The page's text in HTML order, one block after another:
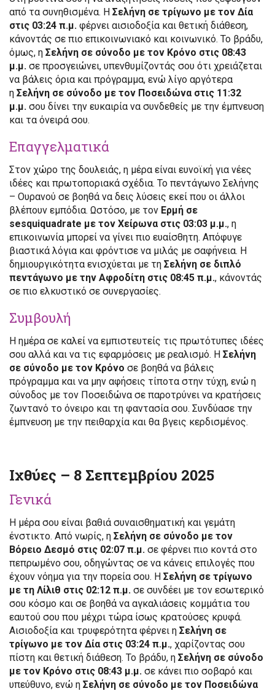
από τα συνηθισμένα. Η Σελήνη σε τρίγωνο με τον Δία
στις 03:24 π.μ. φέρνει αισιοδοξία και θετική διάθεση,
κάνοντάς σε πιο επικοινωνιακό και κοινωνικό. Το βράδυ,
όμως, η Σελήνη σε σύνοδο με τον Κρόνο στις 08:43
μ.μ. σε προσγειώνει, υπενθυμίζοντάς σου ότι χρειάζεται
να βάλεις όρια και πρόγραμμα, ενώ λίγο αργότερα
η Σελήνη σε σύνοδο με τον Ποσειδώνα στις 11:32
μ.μ. σου δίνει την ευκαιρία να συνδεθείς με την έμπνευση
και τα όνειρά σου.
Επαγγελματικά
Στον χώρο της δουλειάς, η μέρα είναι ευνοϊκή για νέες
ιδέες και πρωτοποριακά σχέδια. Το πεντάγωνο Σελήνης
– Ουρανού σε βοηθά να δεις λύσεις εκεί που οι άλλοι
βλέπουν εμπόδια. Ωστόσο, με τον Ερμή σε
sesquiquadrate με τον Χείρωνα στις 03:03 μ.μ., η
επικοινωνία μπορεί να γίνει πιο ευαίσθητη. Απόφυγε
βιαστικά λόγια και φρόντισε να μιλάς με σαφήνεια. Η
δημιουργικότητα ενισχύεται με τη Σελήνη σε διπλό
πεντάγωνο με την Αφροδίτη στις 08:45 π.μ., κάνοντάς
σε πιο ελκυστικό σε συνεργασίες.
Συμβουλή
Η ημέρα σε καλεί να εμπιστευτείς τις πρωτότυπες ιδέες
σου αλλά και να τις εφαρμόσεις με ρεαλισμό. Η Σελήνη
σε σύνοδο με τον Κρόνο σε βοηθά να βάλεις
πρόγραμμα και να μην αφήσεις τίποτα στην τύχη, ενώ η
σύνοδος με τον Ποσειδώνα σε παροτρύνει να κρατήσεις
ζωντανό το όνειρο και τη φαντασία σου. Συνδύασε την
έμπνευση με την πειθαρχία και θα βγεις κερδισμένος.
Ιχθύες – 8 Σεπτεμβρίου 2025
Γενικά
Η μέρα σου είναι βαθιά συναισθηματική και γεμάτη
ένστικτο. Από νωρίς, η Σελήνη σε σύνοδο με τον
Βόρειο Δεσμό στις 02:07 π.μ. σε φέρνει πιο κοντά στο
πεπρωμένο σου, οδηγώντας σε να κάνεις επιλογές που
έχουν νόημα για την πορεία σου. Η Σελήνη σε τρίγωνο
με τη Λίλιθ στις 02:12 π.μ. σε συνδέει με τον εσωτερικό
σου κόσμο και σε βοηθά να αγκαλιάσεις κομμάτια του
εαυτού σου που μέχρι τώρα ίσως κρατούσες κρυφά.
Αισιοδοξία και τρυφερότητα φέρνει η Σελήνη σε
τρίγωνο με τον Δία στις 03:24 π.μ., χαρίζοντας σου
πίστη και θετική διάθεση. Το βράδυ, η Σελήνη σε σύνοδο
με τον Κρόνο στις 08:43 μ.μ. σε κάνει πιο σοβαρό και
υπεύθυνο, ενώ η Σελήνη σε σύνοδο με τον Ποσειδώνα